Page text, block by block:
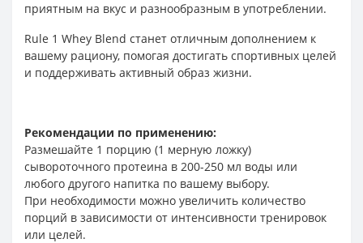
приятным на вкус и разнообразным в употреблении.
Rule 1 Whey Blend станет отличным дополнением к
вашему рациону, помогая достигать спортивных целей
и поддерживать активный образ жизни.
Рекомендации по применению:
Размешайте 1 порцию (1 мерную ложку)
сывороточного протеина в 200-250 мл воды или
любого другого напитка по вашему выбору.
При необходимости можно увеличить количество
порций в зависимости от интенсивности тренировок
или целей.